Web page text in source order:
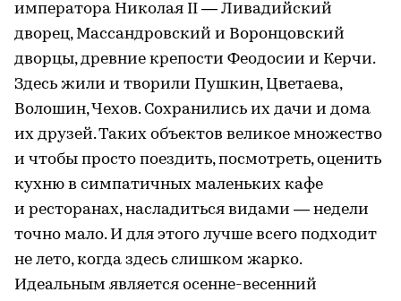
императора Николая II — Ливадийский
дворец, Массандровский и Воронцовский
дворцы, древние крепости Феодосии и Керчи.
Здесь жили и творили Пушкин, Цветаева,
Волошин, Чехов. Сохранились их дачи и дома
их друзей. Таких объектов великое множество
и чтобы просто поездить, посмотреть, оценить
кухню в симпатичных маленьких кафе
и ресторанах, насладиться видами — недели
точно мало. И для этого лучше всего подходит
не лето, когда здесь слишком жарко.
Идеальным является осенне-весенний